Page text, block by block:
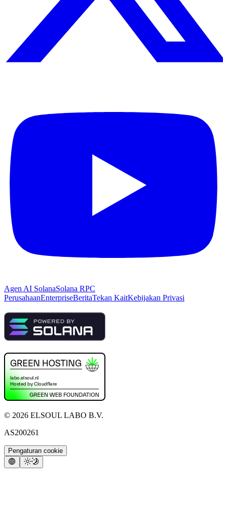
Agen AI SolanaSolana RPC
PerusahaanEnterpriseBeritaTekan KaitKebijakan Privasi
© 2026 ELSOUL LABO B.V.
AS200261
Pengaturan cookie